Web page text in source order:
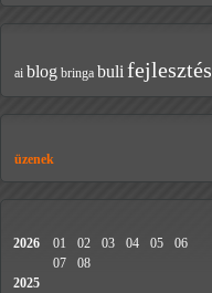
ai blog bringa buli fejlesztés
üzenek
2026 01 02 03 04 05
06
07
08
2025